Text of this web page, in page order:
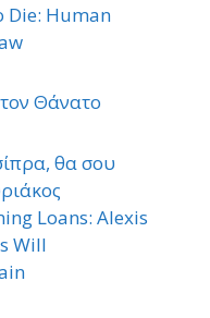
Die: Human
Θάνατο
θα σου
Loans: Alexis
Will